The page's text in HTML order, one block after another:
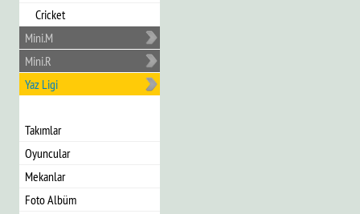
Cricket
Mini.M
Mini.R
Yaz Ligi
Takımlar
Oyuncular
Mekanlar
Foto Albüm